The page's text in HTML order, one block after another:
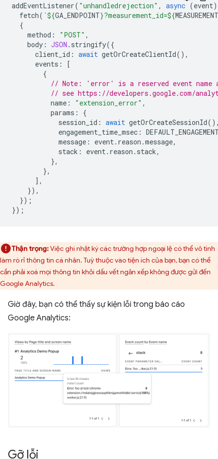
addEventListener( "unhandledrejection" , async (event)
fetch( `${GA_ENDPOINT}?measurement_id=${
{
method : "POST" ,
body : JSON . stringify({
client_id : await getOrCreateClientId(),
events :
[
{
// Note: 'error' is a reserved event name
// see https://developers.google.com/
name : "extension_error" ,
params :
{
session_id : await getOrCreateSessionId
engagement_time_msec :
message : event. reason .message,
stack : event. reason . stack,
},
},
],
}),
});
});
Thận trọng:Việc ghi nhật ký các trường hợp ngoại lệ có thể vô tình
làm rò rỉ thông tin cá nhân. Tuỳ thuộc vào tiện ích của bạn, bạn có thể
cần phải xoá mọi thông tin khỏi dấu vết ngăn xếp không được gửi đến
Google Analytics.
Giờ đây, bạn có thể thấy sự kiện lỗi trong báo cáo
Google Analytics:
Gỡ lỗi